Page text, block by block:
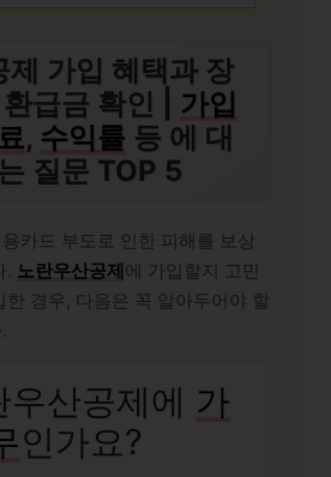
제 가입 혜택과 장
급금 확인 | 가입
, 수익률 등 에 대
질문 TOP 5
카드 부도로 인한 피해를 보상
노란우산공제에 가입할지 고민
한 경우, 다음은 꼭 알아두어야 할
우산공제에 가
인가요?